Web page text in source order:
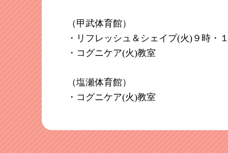
（甲武体育館）
・リフレッシュ＆シェイプ(火)９時・
・コグニケア(火)教室
（塩瀬体育館）
・コグニケア(火)教室